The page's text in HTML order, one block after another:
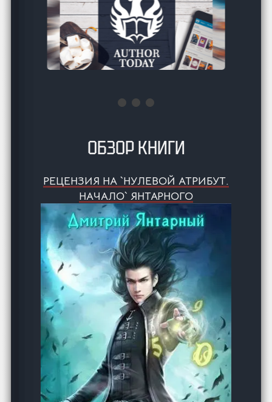
ОБЗОР КНИГИ
РЕЦЕНЗИЯ НА `НУЛЕВОЙ АТРИБУТ.
НАЧАЛО` ЯНТАРНОГО